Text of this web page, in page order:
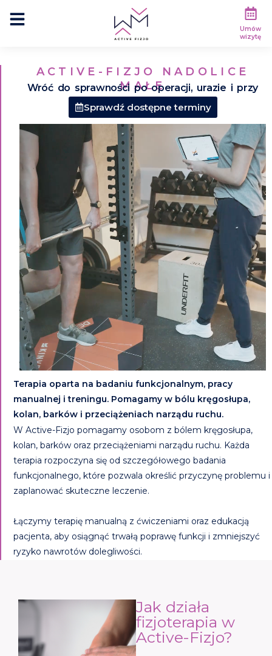
Umów
wizytę
ACTIVE-FIZJO NADOLICE
MAŁE
Wróć do sprawności po operacji, urazie i przy
przewlekłym bólu
Sprawdź dostępne terminy
Terapia oparta na badaniu funkcjonalnym, pracy
manualnej i treningu. Pomagamy w bólu kręgosłupa,
kolan, barków i przeciążeniach narządu ruchu.
W Active-Fizjo pomagamy osobom z bólem kręgosłupa,
kolan, barków oraz przeciążeniami narządu ruchu. Każda
terapia rozpoczyna się od szczegółowego badania
funkcjonalnego, które pozwala określić przyczynę problemu i
zaplanować skuteczne leczenie.
Łączymy terapię manualną z ćwiczeniami oraz edukacją
pacjenta, aby osiągnąć trwałą poprawę funkcji i zmniejszyć
ryzyko nawrotów dolegliwości.
Jak działa
fizjoterapia w
Active-Fizjo?